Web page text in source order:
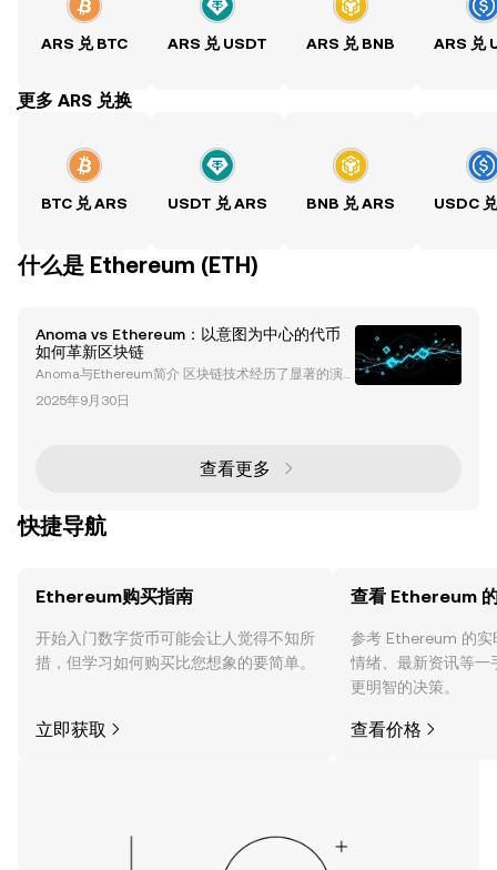
ARS 兑 BTC ARS 兑 USDT ARS 兑 BNB ARS 兑
ִִִִִִִִִִִִִִִִִִִִִִִִִִִִִִִִִִִִִִִִִִִִִִִִ更多 ARS 兑换
BTC 兑 ARS USDT 兑 ARS BNB 兑 ARS USDC
什么是 Ethereum (ETH)
Anoma vs Ethereum：以意图为中心的代币
如何革新区块链
Anoma与Ethereum简介 区块链技术经历了显著的演
变，以Ethereum为代表的平台推动了去中心化应用
（dApps）和智能合约的发展。然而，随着生态系统的
了一种革命性的以意图为中心的模型，旨在解决这些问
题并重新定义区块链交互方式。本文将深入探讨Anom
2025年9月30日
查看更多
快捷导航
Ethereum购买指南
开始入门数字货币可能会让人觉得不知所
措，但学习如何购买比您想象的要简单。
立即获取
查看 Ethereum
参考 Ethereum 的实
情绪、最新资讯等一
更明智的决策。
查看价格